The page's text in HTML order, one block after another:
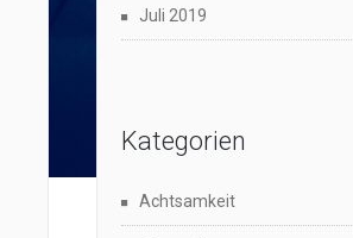
Juli 2019
Kategorien
Achtsamkeit